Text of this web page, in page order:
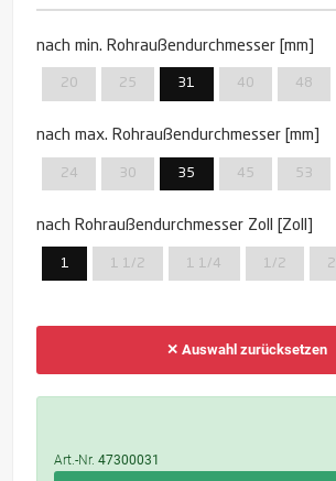
nach min. Rohraußendurchmesser [mm]
20 25 31 40 48
nach max. Rohraußendurchmesser [mm]
24 30 35 45 53
nach Rohraußendurchmesser Zoll [Zoll]
1 1 1/2 1 1/4 1/2 2
✕ Auswahl zurücksetzen
Art.-Nr.47300031